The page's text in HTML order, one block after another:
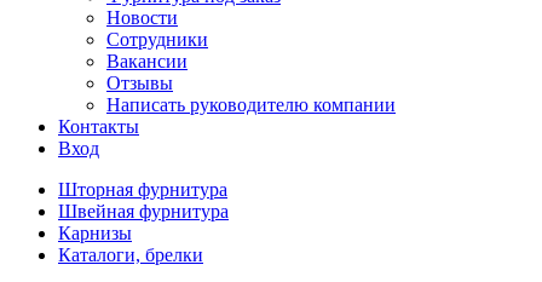
Новости
Сотрудники
Вакансии
Отзывы
Написать руководителю компании
Контакты
Вход
Шторная фурнитура
Швейная фурнитура
Карнизы
Каталоги, брелки